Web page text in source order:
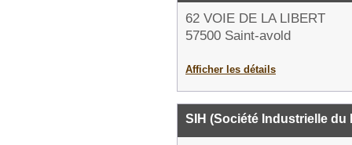
62 VOIE DE LA LIBERT
57500 Saint-avold
Afficher les détails
SIH (Société Industrielle du